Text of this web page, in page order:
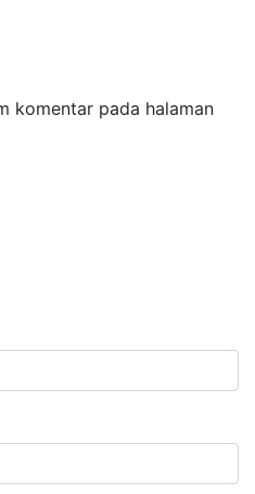
komentar pada halaman